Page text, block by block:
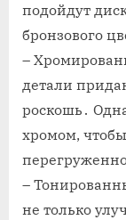
подойдут
бронзового
–
детали
роскошь․
хромом,
–
не только